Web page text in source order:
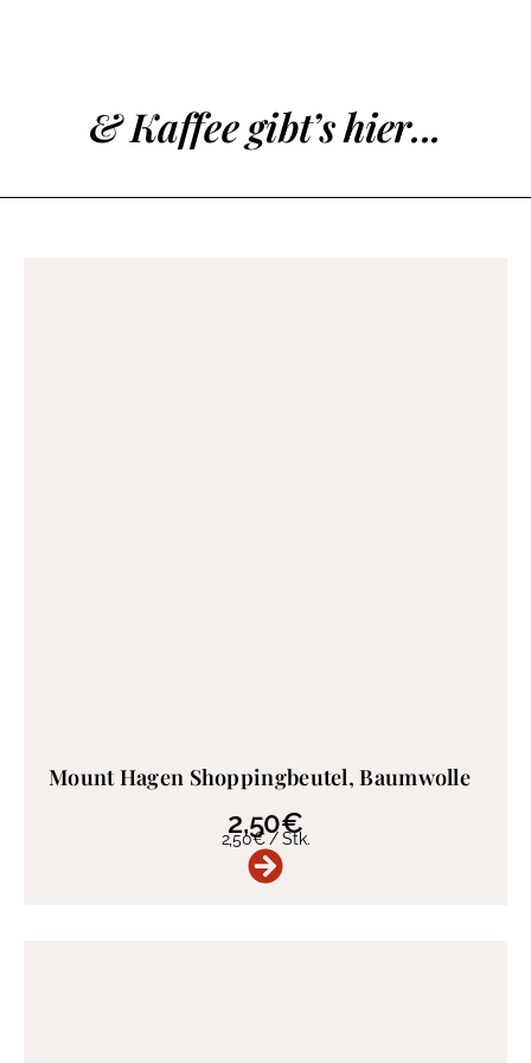
& Kaffee gibt’s hier...
Mount Hagen Shoppingbeutel, Baumwolle
2,50€
2,50€/Stk.